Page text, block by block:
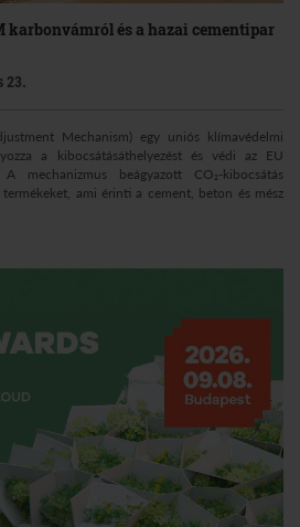
karbonvámról és a hazai cementipar
23.
Mechanism) egy uniós klímavédelmi
a kibocsátásáthelyezést és védi az EU
A mechanizmus beágyazott CO₂-kibocsátás
ami érinti a cement, beton és mész